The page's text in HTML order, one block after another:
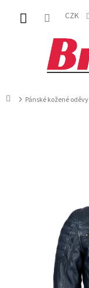
obsah
CZK
DomůPánské kožené oděvy